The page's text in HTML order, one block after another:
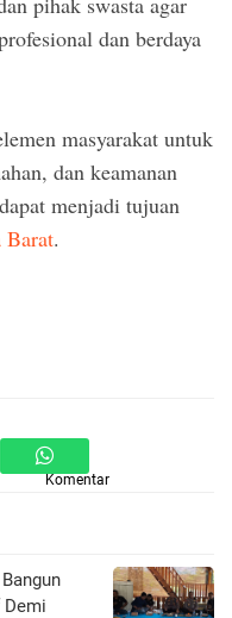
dan berdaya
masyarakat untuk
dan keamanan
menjadi tujuan
Barat.
Komentar